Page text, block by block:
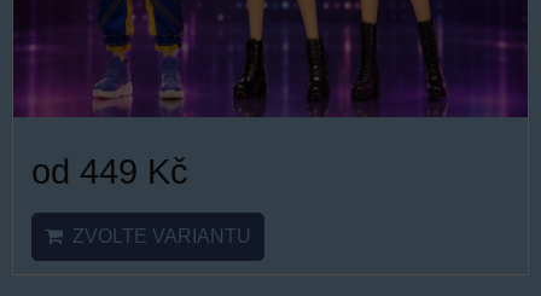
od 449 Kč
ZVOLTE VARIANTU